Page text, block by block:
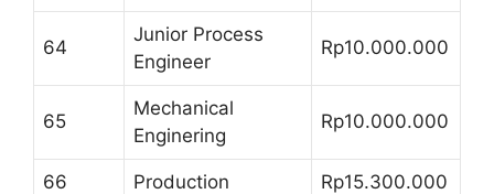
64
Junior Process
Engineer
Rp10.000.000
65
Mechanical
Enginering
Rp10.000.000
66 Production Rp15.300.000